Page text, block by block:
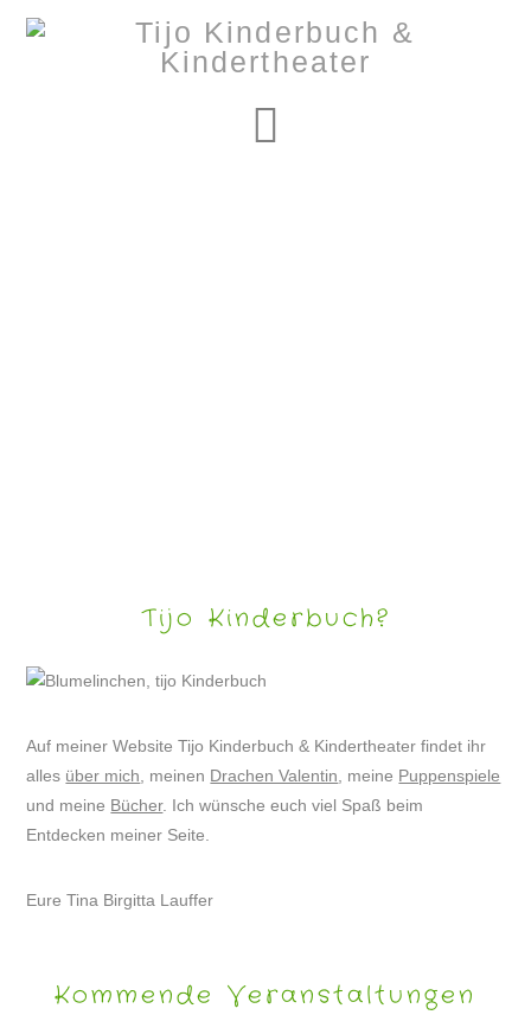
Tijo Kinderbuch?
Auf meiner Website Tijo Kinderbuch & Kindertheater findet ihr
alles über mich , meinen Drachen Valentin , meine Puppenspiele
und meine Bücher. Ich wünsche euch viel Spaß beim
Entdecken meiner Seite.
Eure Tina Birgitta Lauffer
Kommende Veranstaltungen